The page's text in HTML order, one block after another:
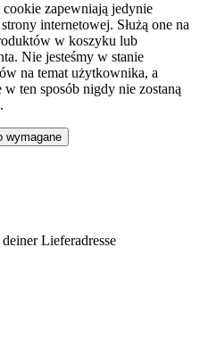
zapewniają jedynie
internetowej. Służą one na
w koszyku lub
Nie jesteśmy w stanie
na temat użytkownika, a
ten sposób nigdy nie zostaną
wymagane
Lieferadresse